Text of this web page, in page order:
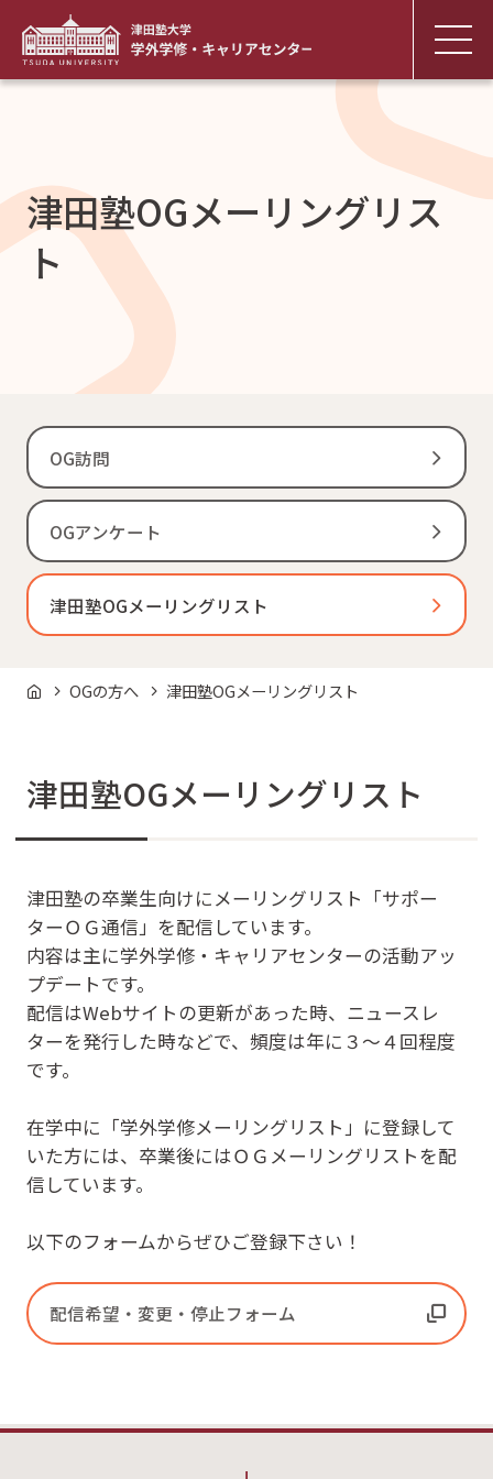
津田塾OGメーリングリス
ト
OG訪問
OGアンケート
津田塾OGメーリングリスト
OGの方へ 津田塾OGメーリングリスト
津田塾OGメーリングリスト
津田塾の卒業生向けにメーリングリスト「サポー
ターＯＧ通信」を配信しています。
内容は主に学外学修・キャリアセンターの活動アッ
プデートです。
配信はWebサイトの更新があった時、ニュースレ
ターを発行した時などで、頻度は年に３～４回程度
です。
在学中に「学外学修メーリングリスト」に登録して
いた方には、卒業後にはＯＧメーリングリストを配
信しています。
以下のフォームからぜひご登録下さい！
配信希望・変更・停止フォーム